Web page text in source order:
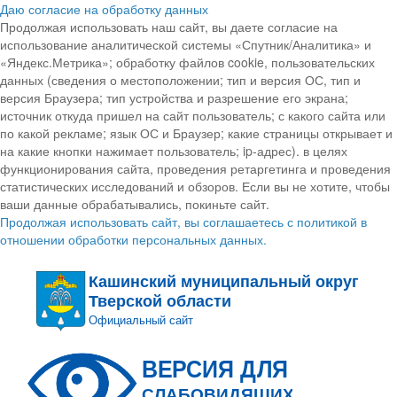
Даю согласие на обработку данных
Продолжая использовать наш сайт, вы даете согласие на
использование аналитической системы «Спутник/Аналитика» и
«Яндекс.Метрика»; обработку файлов cookie, пользовательских
данных (сведения о местоположении; тип и версия ОС, тип и
версия Браузера; тип устройства и разрешение его экрана;
источник откуда пришел на сайт пользователь; с какого сайта или
по какой рекламе; язык ОС и Браузер; какие страницы открывает и
на какие кнопки нажимает пользователь; ip-адрес). в целях
функционирования сайта, проведения ретаргетинга и проведения
статистических исследований и обзоров. Если вы не хотите, чтобы
ваши данные обрабатывались, покиньте сайт.
Продолжая использовать сайт, вы соглашаетесь с политикой в
отношении обработки персональных данных.